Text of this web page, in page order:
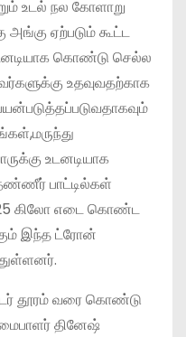
உடல் நல கோளாறு
அங்கு ஏற்படும் கூட்ட
கொண்டு செல்ல
உதவுவதற்காக
உடனடியாக
பாட்டில்கள்
கிலோ எடை கொண்ட
இந்த ட்ரோன்
தூரம் வரை கொண்டு
தினேஷ்